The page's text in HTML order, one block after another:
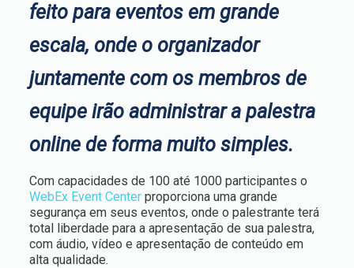
feito para eventos em grande
escala, onde o organizador
juntamente com os membros de
equipe irão administrar a palestra
online de forma muito simples.
Com capacidades de 100 até 1000 participantes o
WebEx Event Centerproporciona uma grande
segurança em seus eventos, onde o palestrante terá
total liberdade para a apresentação de sua palestra,
com áudio, vídeo e apresentação de conteúdo em
alta qualidade.